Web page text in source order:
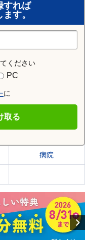
すれば
す。
ください
PC
に
取る
病院